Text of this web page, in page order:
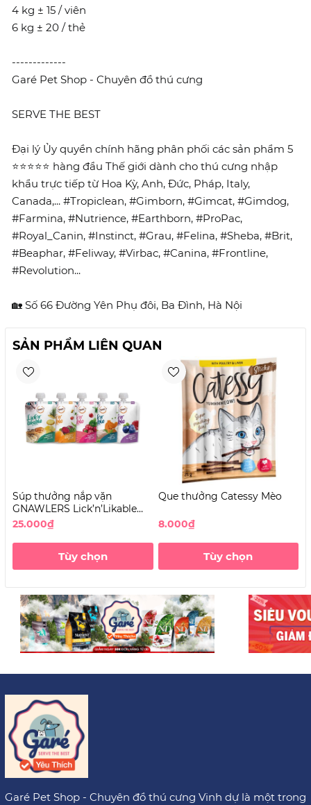
4 kg ± 15 / viên
6 kg ± 20 / thẻ
-------------
Garé Pet Shop - Chuyên đồ thú cưng
SERVE THE BEST
Đại lý Ủy quyền chính hãng phân phối các sản phẩm 5
⭐⭐⭐⭐⭐ hàng đầu Thế giới dành cho thú cưng nhập
khẩu trực tiếp từ Hoa Kỳ, Anh, Đức, Pháp, Italy,
Canada,... #Tropiclean, #Gimborn, #Gimcat, #Gimdog,
#Farmina, #Nutrience, #Earthborn, #ProPac,
#Royal_Canin, #Instinct, #Grau, #Felina, #Sheba, #Brit,
#Beaphar, #Feliway, #Virbac, #Canina, #Frontline,
#Revolution...
🏡 Số 66 Đường Yên Phụ đôi, Ba Đình, Hà Nội
SẢN PHẨM LIÊN QUAN
Súp thưởng nắp vặn
GNAWLERS Lick’n’Likable
cho Mèo
25.000₫
Tùy chọn
Que thưởng Catessy Mèo
8.000₫
Tùy chọn
Garé Pet Shop - Chuyên đồ thú cưng Vinh dự là một trong